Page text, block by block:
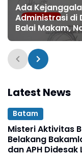
Ada
Administrasi di
Balai Makam,
Kepala Desa
Dokumen Resmi
Sorotan
Latest News
Batam
Misteri Aktivitas
Belakang
dan APH